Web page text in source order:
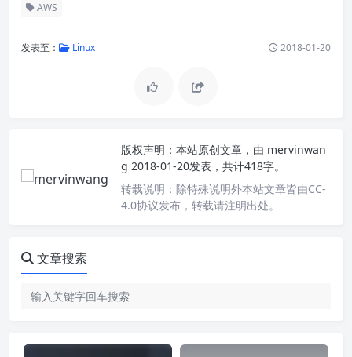
AWS
发表至： Linux 2018-01-20
版权声明： 本站原创文章，由 mervinwan
g 2018-01-20发表，共计418字。
转载说明： 除特殊说明外本站文章皆由CC-
4.0协议发布，转载请注明出处。
文章搜索